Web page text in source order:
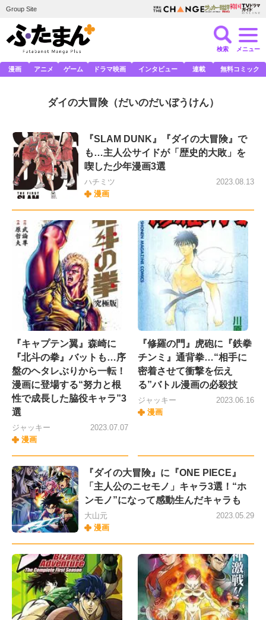
Group Site
検索 メニュー
漫画 アニメ ゲーム ドラマ映画 インタビュー 連載 無料コミック
ダイの大冒険（だいのだいぼうけん）
『SLAM DUNK』『ダイの大冒険』で
も…主人公サイドが「歴史的大敗」を
喫した少年漫画3選
ハチミツ
漫画
2023.08.13
『キャプテン翼』森崎に
『北斗の拳』バットも…序
盤のヘタレぶりから一転！
漫画に登場する“努力と根
性で成長した脇役キャラ”3
選
ジャッキー
漫画
2023.07.07
『修羅の門』虎砲に『鉄拳
チンミ』通背拳…“相手に
密着させて衝撃を伝え
る”バトル漫画の必殺技
ジャッキー
漫画
2023.06.16
『ダイの大冒険』に『ONE PIECE』
「主人公のニセモノ」キャラ3選！“ホ
ンモノ”になって感動生んだキャラも
大山元
漫画
2023.05.29